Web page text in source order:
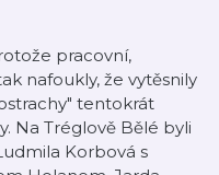
pracovní,
nafoukly, že vytěsnily
tentokrát
Na Tréglově Bělé byli
Korbová s